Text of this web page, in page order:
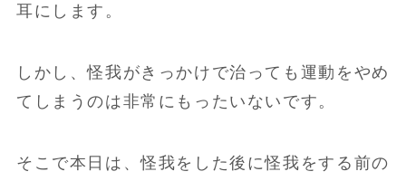
耳にします。
しかし、怪我がきっかけで治っても運動をやめ
てしまうのは非常にもったいないです。
そこで本日は、怪我をした後に怪我をする前の